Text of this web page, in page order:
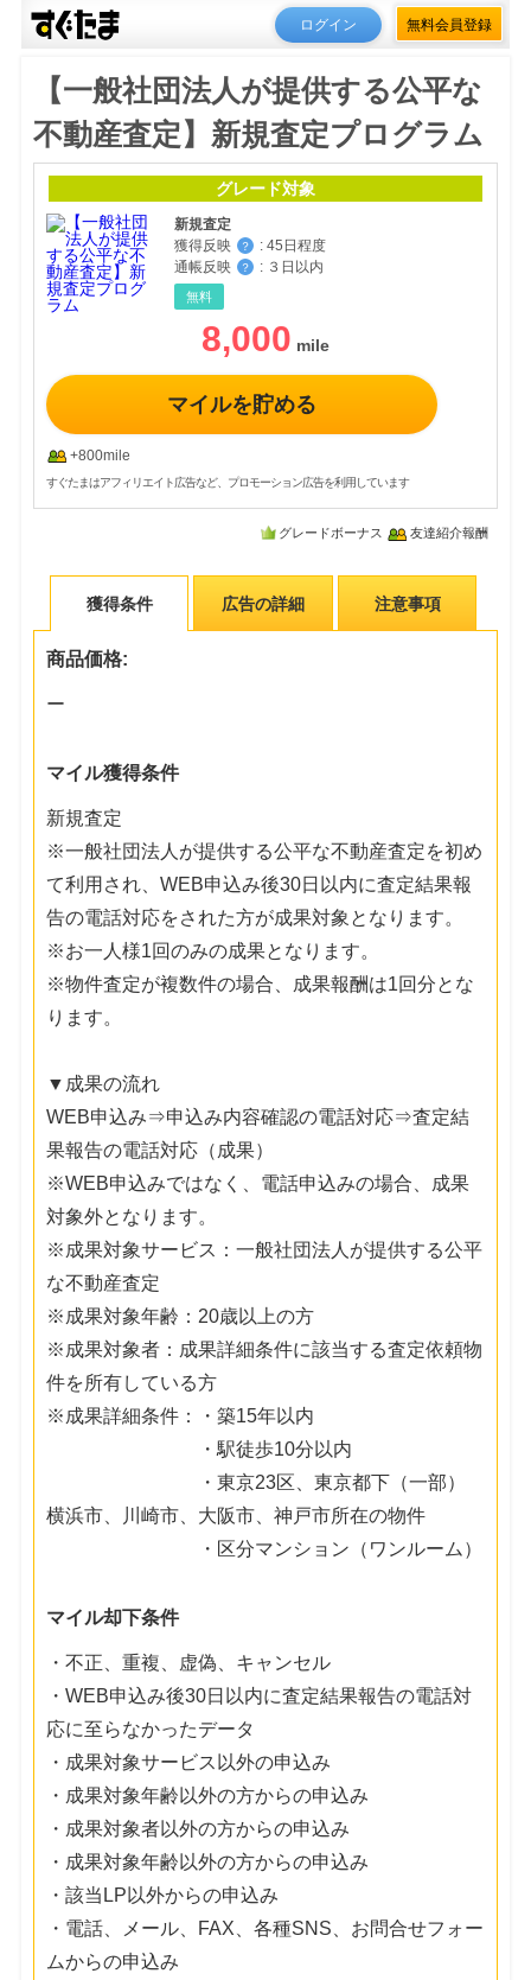
ログイン 無料会員登録
【一般社団法人が提供する公平な
不動産査定】新規査定プログラム
グレード対象
新規査定
獲得反映
？ : 45日程度
通帳反映
？ : ３日以内
無料
8,000
マイルを貯める
+800mile
すぐたまはアフィリエイト広告など、プロモーション広告を利用しています
グレードボーナス 友達紹介報酬
獲得条件 広告の詳細 注意事項
商品価格:
ー
マイル獲得条件
新規査定
※一般社団法人が提供する公平な不動産査定を初め
て利用され、WEB申込み後30日以内に査定結果報
告の電話対応をされた方が成果対象となります。
※お一人様1回のみの成果となります。
※物件査定が複数件の場合、成果報酬は1回分とな
ります。
▼成果の流れ
WEB申込み⇒申込み内容確認の電話対応⇒査定結
果報告の電話対応（成果）
※WEB申込みではなく、電話申込みの場合、成果
対象外となります。
※成果対象サービス：一般社団法人が提供する公平
な不動産査定
※成果対象年齢：20歳以上の方
※成果対象者：成果詳細条件に該当する査定依頼物
件を所有している方
※成果詳細条件：・築15年以内
・駅徒歩10分以内
・東京23区、東京都下（一部）
横浜市、川崎市、大阪市、神戸市所在の物件
・区分マンション（ワンルーム）
マイル却下条件
・不正、重複、虚偽、キャンセル
・WEB申込み後30日以内に査定結果報告の電話対
応に至らなかったデータ
・成果対象サービス以外の申込み
・成果対象年齢以外の方からの申込み
・成果対象者以外の方からの申込み
・成果対象年齢以外の方からの申込み
・該当LP以外からの申込み
・電話、メール、FAX、各種SNS、お問合せフォー
ムからの申込み